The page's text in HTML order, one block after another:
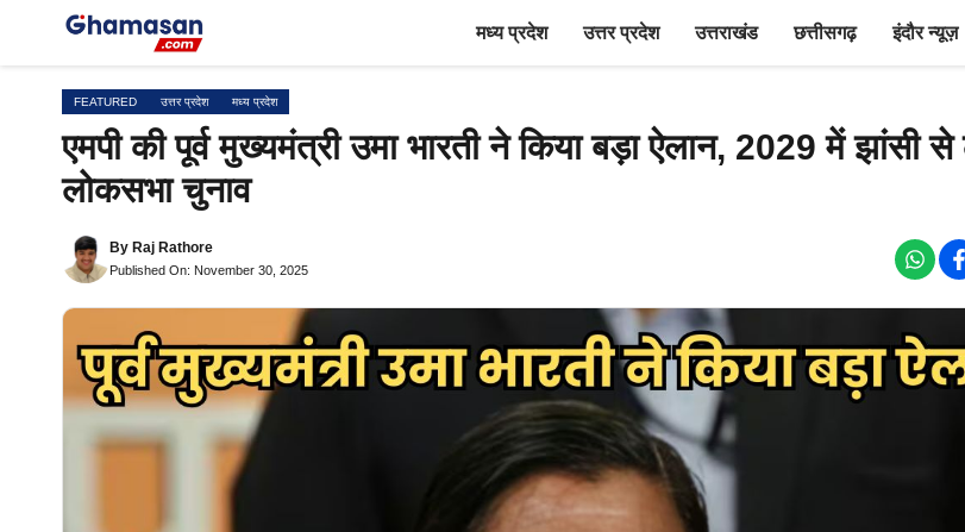
मध्य प्रदेश उत्तर प्रदेश उत्तराखंड छत्तीसगढ़ इंदौर न्यूज़
FEATURED उत्तर प्रदेश मध्य प्रदेश
एमपी की पूर्व मुख्यमंत्री उमा भारती ने किया बड़ा ऐलान, 2029 में झांसी
लोकसभा चुनाव
By Raj Rathore
Published On: November 30, 2025